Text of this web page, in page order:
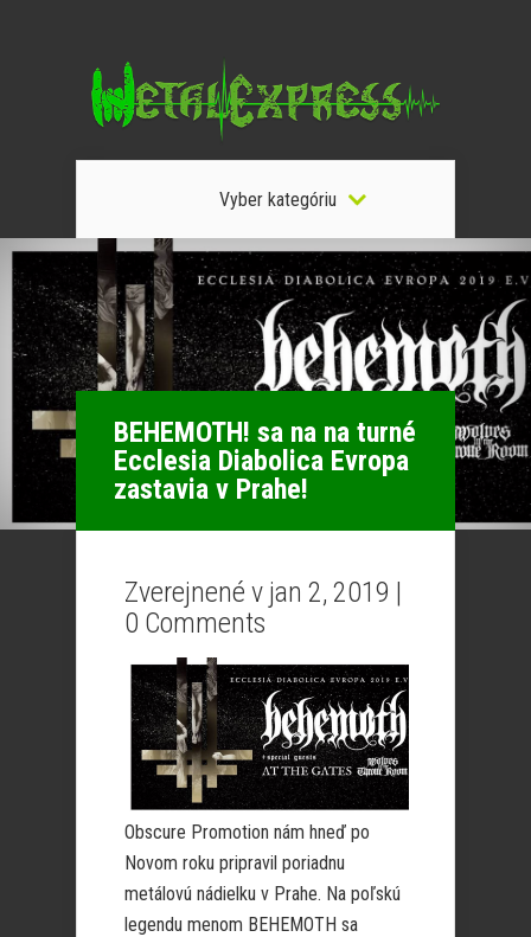
Vyber kategóriu
BEHEMOTH! sa na na turné
Ecclesia Diabolica Evropa
zastavia v Prahe!
Zverejnené v jan 2, 2019 |
0 Comments
Obscure Promotion nám hneď po
Novom roku pripravil poriadnu
metálovú nádielku v Prahe. Na poľskú
legendu menom BEHEMOTH sa